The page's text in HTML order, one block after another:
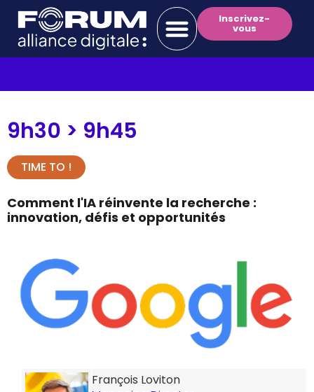
Inscrivez-
vous
9h30 > 9h45
TIME TO !
Comment l'IA réinvente la recherche :
innovation, défis et opportunités
François Loviton